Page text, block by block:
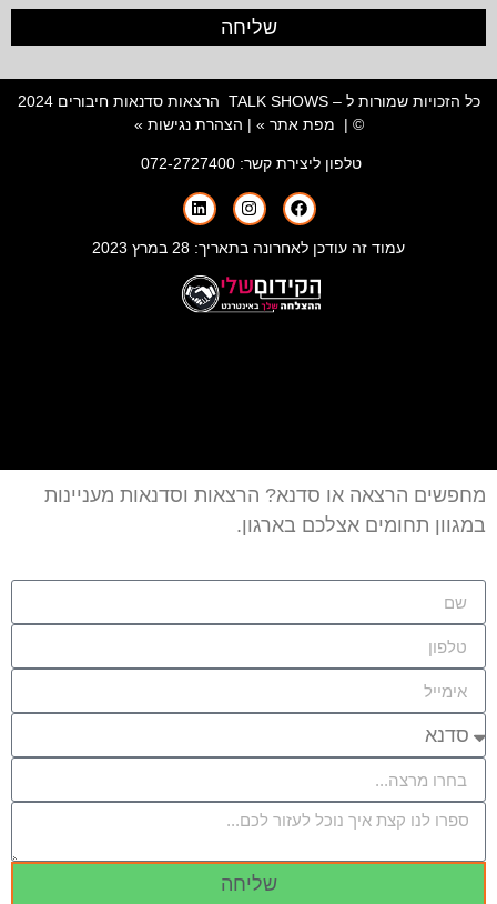
שליחה
כל הזכויות שמורות ל – TALK SHOWS הרצאות סדנאות חיבורים 2024
© | מפת אתר » | הצהרת נגישות »
טלפון ליצירת קשר:072-2727400
עמוד זה עודכן לאחרונה בתאריך: 28 במרץ 2023
מחפשים הרצאה או סדנא? הרצאות וסדנאות מעניינות
במגוון תחומים אצלכם בארגון.
שליחה